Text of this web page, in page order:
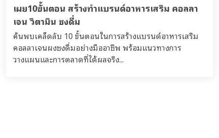
เผย10ขั้นตอน สร้างทำแบรนด์อาหารเสริม คอลลา
เจน วิตามิน ชงดื่ม
ค้นพบเคล็ดลับ 10 ขั้นตอนในการสร้างแบรนด์อาหารเสริม
คอลลาเจนผงชงดื่มอย่างมืออาชีพ พร้อมแนวทางการ
วางแผนและการตลาดที่ได้ผลจริง...